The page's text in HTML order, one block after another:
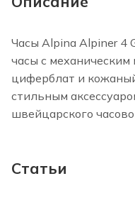
Часы Alpina Alpiner 4
часы с
циферблат и
стильным
швейцарского
Статьи